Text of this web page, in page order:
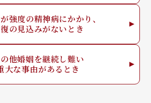
強度の精神病にかかり、
の見込みがないとき
他婚姻を継続し難い
大な事由があるとき